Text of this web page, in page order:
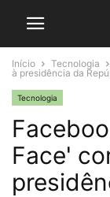
Início Tecnologia
à presidência da
Tecnologia
Face'